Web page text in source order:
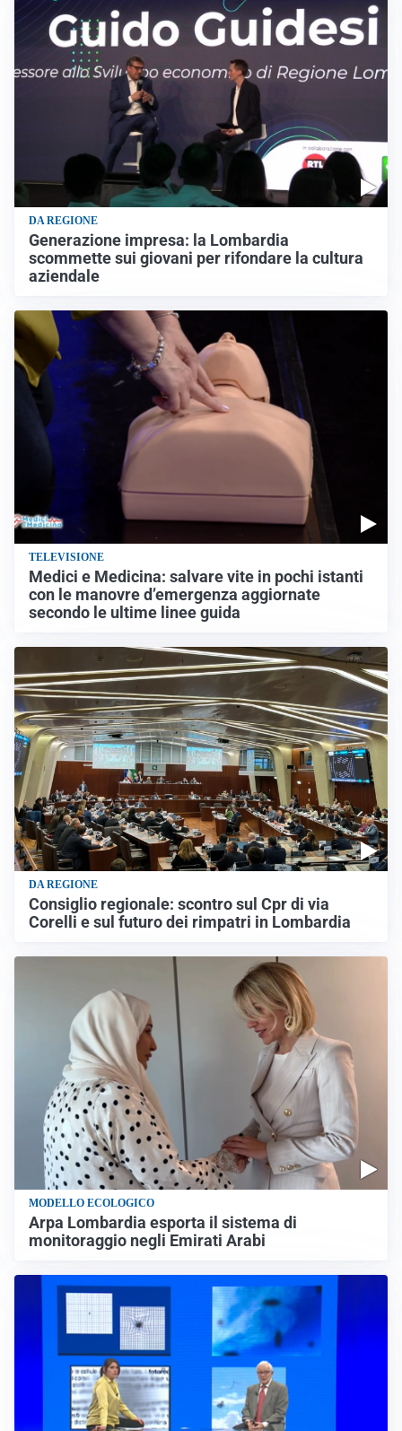
DA REGIONE
Generazione impresa: la Lombardia
scommette sui giovani per rifondare la cultura
aziendale
TELEVISIONE
Medici e Medicina: salvare vite in pochi istanti
con le manovre d’emergenza aggiornate
secondo le ultime linee guida
DA REGIONE
Consiglio regionale: scontro sul Cpr di via
Corelli e sul futuro dei rimpatri in Lombardia
MODELLO ECOLOGICO
Arpa Lombardia esporta il sistema di
monitoraggio negli Emirati Arabi